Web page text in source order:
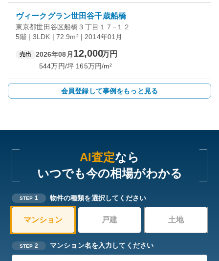
ヴィークグラン世田谷千歳船橋
東京都世田谷区船橋３丁目１７−１２
5階 | 3LDK | 72.9m² | 2014年01月
売出 2026年08月 12,000万円
544万円/坪 165万円/m²
会員登録して事例をもっと見る
AI査定なら
いつでも今の相場がわかる
STEP 1 物件の種類を選択してください
マンション 戸建 土地
STEP 2 マンション名を入力してください